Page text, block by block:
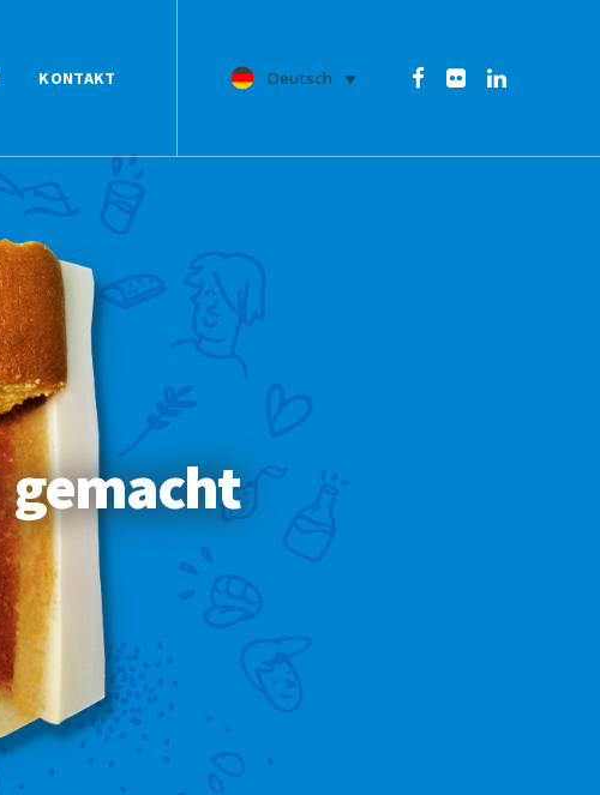
Deutsch
KONTAKT
gemacht